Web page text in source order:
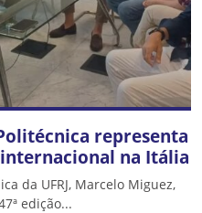
representa
internacional na Itália
da UFRJ, Marcelo Miguez,
edição...